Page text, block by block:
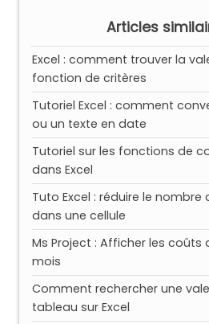
Articles
Excel : comment trouver la
fonction de critères
Tutoriel Excel : comment
ou un texte en date
Tutoriel sur les fonctions de
dans Excel
Tuto Excel : réduire le
dans une cellule
Ms Project : Afficher les coûts
mois
Comment rechercher une
tableau sur Excel